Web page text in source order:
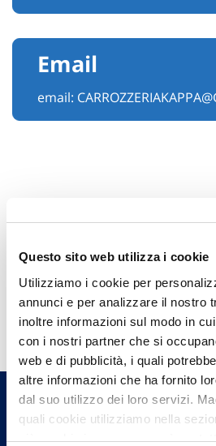
Questo sito web utilizza i cookie
Utilizziamo i cookie per
annunci e per analizzare il nostro
inoltre informazioni sul modo in
con i nostri partner che si
web e di pubblicità, i quali
altre informazioni che ha fornito
dal suo utilizzo dei loro servizi.
quali cookie utilizziamo nella
più su chi siamo, come può
Email
email:
Hai bisogno di
informazioni?
Trova l'Agenzia più vicina
un nostro Agente.
Contattaci